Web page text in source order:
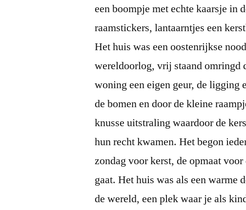
een boompje met echte kaarsje in
raamstickers, lantaarntjes een
Het huis was een oostenrijkse
wereldoorlog, vrij staand omringd
woning een eigen geur, de ligging
de bomen en door de kleine
knusse uitstraling waardoor de
hun recht kwamen. Het begon
zondag voor kerst, de opmaat
gaat. Het huis was als een warme
de wereld, een plek waar je als